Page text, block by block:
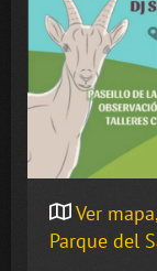
Ver
Parque del